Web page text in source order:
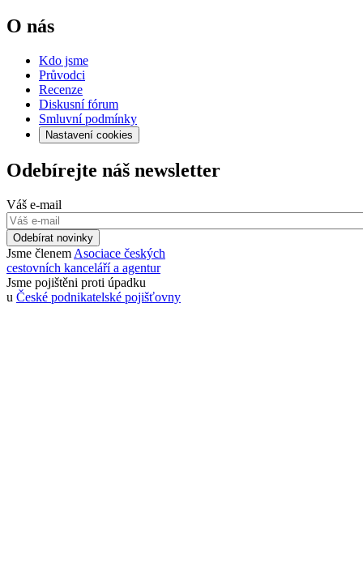
O nás
Kdo jsme
Průvodci
Recenze
Diskusní fórum
Smluvní podmínky
Nastavení cookies
Odebírejte náš newsletter
Váš e-mail
Odebírat novinky
Jsme členem Asociace českých
cestovních kanceláří a agentur
Jsme pojištěni proti úpadku
u České podnikatelské pojišťovny